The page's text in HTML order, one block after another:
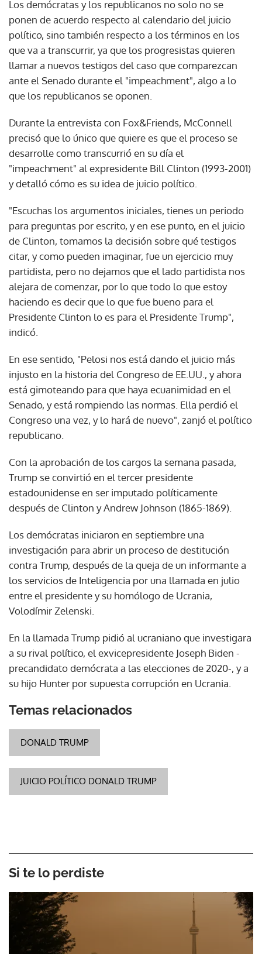
Los demócratas y los republicanos no solo no se
ponen de acuerdo respecto al calendario del juicio
político, sino también respecto a los términos en los
que va a transcurrir, ya que los progresistas quieren
llamar a nuevos testigos del caso que comparezcan
ante el Senado durante el "impeachment", algo a lo
que los republicanos se oponen.
Durante la entrevista con Fox&Friends, McConnell
precisó que lo único que quiere es que el proceso se
desarrolle como transcurrió en su día el
"impeachment" al expresidente Bill Clinton (1993-2001)
y detalló cómo es su idea de juicio político.
"Escuchas los argumentos iniciales, tienes un periodo
para preguntas por escrito, y en ese punto, en el juicio
de Clinton, tomamos la decisión sobre qué testigos
citar, y como pueden imaginar, fue un ejercicio muy
partidista, pero no dejamos que el lado partidista nos
alejara de comenzar, por lo que todo lo que estoy
haciendo es decir que lo que fue bueno para el
Presidente Clinton lo es para el Presidente Trump",
indicó.
En ese sentido, "Pelosi nos está dando el juicio más
injusto en la historia del Congreso de EE.UU., y ahora
está gimoteando para que haya ecuanimidad en el
Senado, y está rompiendo las normas. Ella perdió el
Congreso una vez, y lo hará de nuevo", zanjó el político
republicano.
Con la aprobación de los cargos la semana pasada,
Trump se convirtió en el tercer presidente
estadounidense en ser imputado políticamente
después de Clinton y Andrew Johnson (1865-1869).
Los demócratas iniciaron en septiembre una
investigación para abrir un proceso de destitución
contra Trump, después de la queja de un informante a
los servicios de Inteligencia por una llamada en julio
entre el presidente y su homólogo de Ucrania,
Volodímir Zelenski.
En la llamada Trump pidió al ucraniano que investigara
a su rival político, el exvicepresidente Joseph Biden -
precandidato demócrata a las elecciones de 2020-, y a
su hijo Hunter por supuesta corrupción en Ucrania.
Temas relacionados
DONALD TRUMP
JUICIO POLÍTICO DONALD TRUMP
Si te lo perdiste